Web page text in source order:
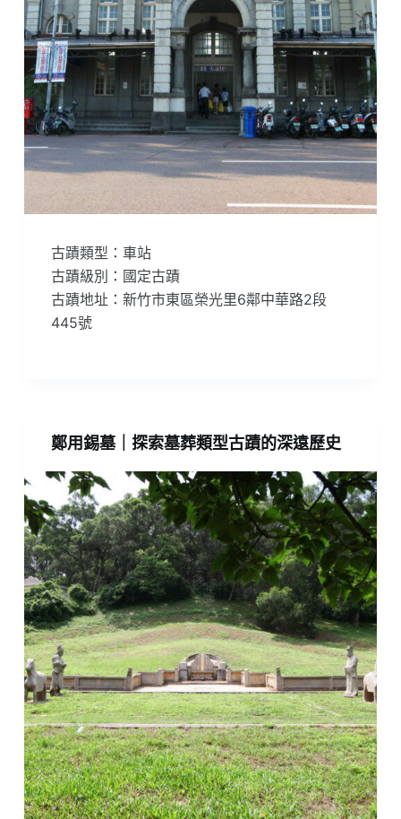
古蹟類型：車站
古蹟級別：國定古蹟
古蹟地址：新竹市東區榮光里6鄰中華路2段
445號
鄭用錫墓｜探索墓葬類型古蹟的深遠歷史